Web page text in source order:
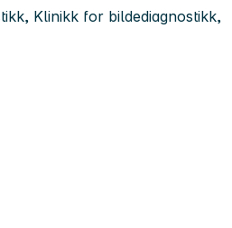
Klinikk for bildediagnostikk,